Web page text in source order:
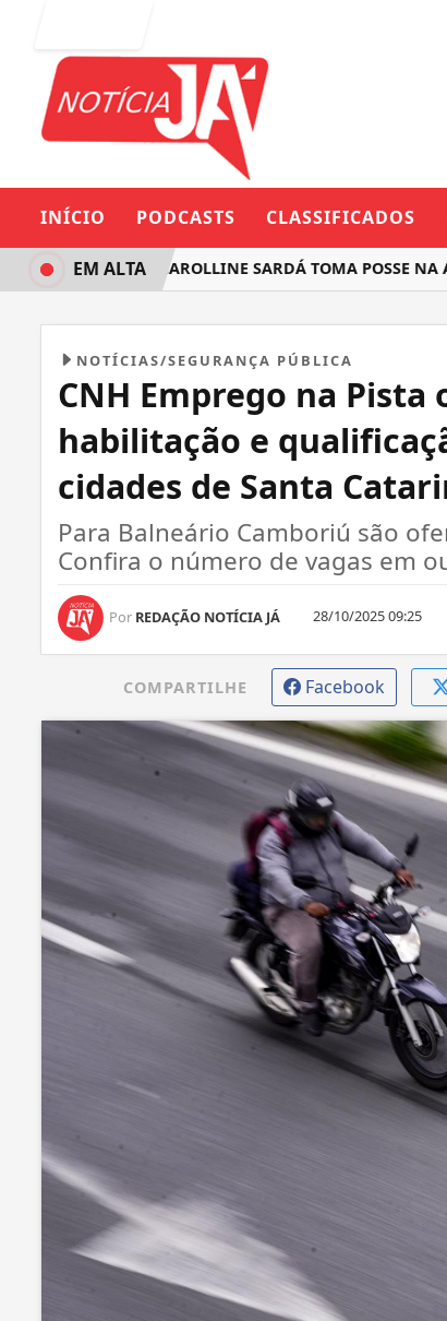
INÍCIO PODCASTS CLASSIFICADOS
FEMINISTA CAROLLINE SARDÁ TOMA POSSE NA
EM ALTA
NOTÍCIAS/SEGURANÇA PÚBLICA
CNH Emprego na Pista
habilitação e
cidades de Santa
Para Balneário Camboriú são
Confira o número de vagas em
Por REDAÇÃO NOTÍCIA JÁ 28/10/2025 09:25
COMPARTILHE Facebook